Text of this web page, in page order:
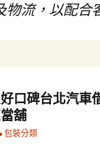
物流，以配合
口碑台北汽車
舖
包裝分類